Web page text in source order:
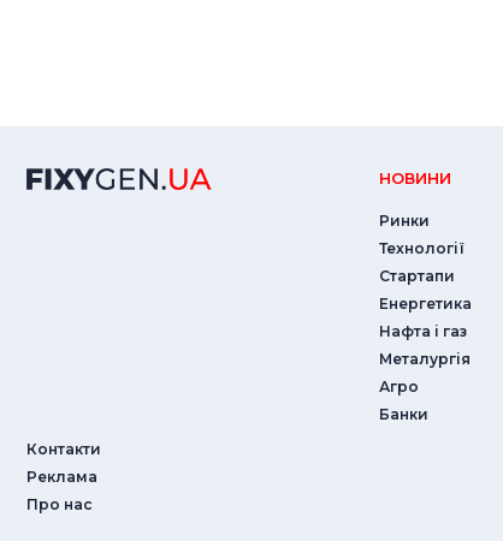
Контакти
Реклама
Про нас
НОВИНИ
Ринки
Технології
Стартапи
Енергетика
Нафта і газ
Металургія
Агро
Банки